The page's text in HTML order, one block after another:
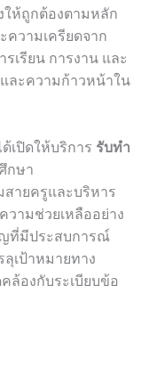
ให้ถูกต้องตามหลัก
ความเครียดจาก
เรียน การงาน และ
ละความก้าวหน้าใน
ด้เปิดให้บริการ รับทำ
กษา
ายครูและบริหาร
ามช่วยเหลืออย่าง
ญที่มีประสบการณ์
เป้าหมายทาง
ล้องกับระเบียบข้อ